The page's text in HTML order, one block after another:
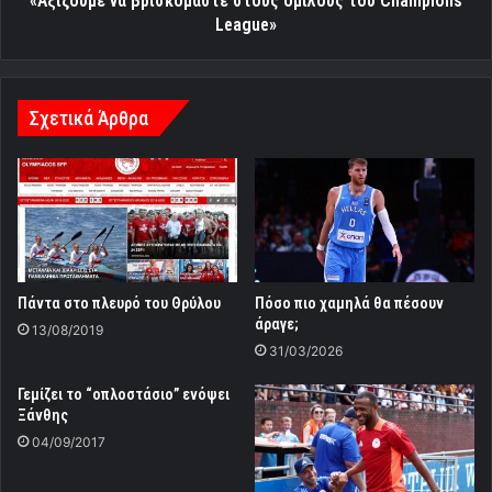
League»
Σχετικά Άρθρα
Πάντα στο πλευρό του Θρύλου
13/08/2019
Πόσο πιο χαμηλά θα πέσουν
άραγε;
31/03/2026
Γεμίζει το “οπλοστάσιο” ενόψει
Ξάνθης
04/09/2017